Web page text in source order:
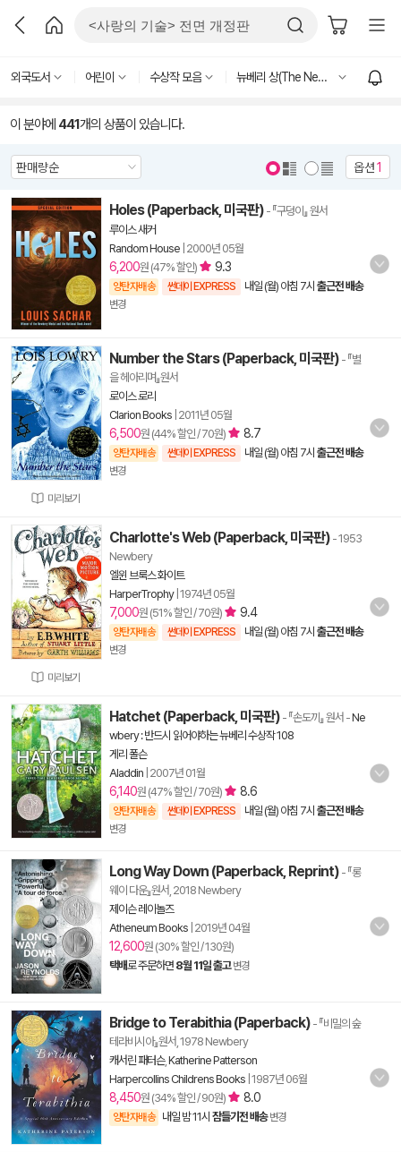
외국도서 어린이 수상작 모음 뉴베리 상(The Newbery Medal)
이 분야에 441개의 상품이 있습니다.
옵션1
Holes (Paperback, 미국판) - 『구덩이』 원서
루이스 새커
Random House 2000년 05월
6,200원 (47% 할인) 9.3
양탄자배송 썬데이 EXPRESS 내일 (월) 아침 7시 출근전 배송
변경
미리보기
Number the Stars (Paperback, 미국판) - 『별
을 헤아리며』원서
로이스 로리
Clarion Books 2011년 05월
6,500원 (44% 할인 / 70원) 8.7
양탄자배송 썬데이 EXPRESS 내일 (월) 아침 7시 출근전 배송
변경
미리보기
Charlotte's Web (Paperback, 미국판) - 1953
Newbery
엘윈 브룩스 화이트
HarperTrophy| 1974년 05월
7,000원 (51% 할인 / 70원) 9.4
양탄자배송 썬데이 EXPRESS 내일 (월) 아침 7시 출근전 배송
변경
Hatchet (Paperback, 미국판) - 『손도끼』 원서 -Ne
wbery : 반드시 읽어야하는 뉴베리 수상작 108
게리 폴슨
Aladdin 2007년 01월
6,140원 (47% 할인 / 70원) 8.6
양탄자배송 썬데이 EXPRESS 내일 (월) 아침 7시 출근전 배송
변경
Long Way Down (Paperback, Reprint) - 『롱
웨이 다운』원서, 2018 Newbery
제이슨 레이놀즈
Atheneum Books 2019년 04월
12,600원 (30% 할인 / 130원)
택배로 주문하면 8월 11일 출고 변경
Bridge to Terabithia (Paperback) - 『비밀의 숲
테라비시아』원서, 1978 Newbery
캐서린 패터슨, Katherine Patterson
Harpercollins Childrens Books 1987년 06월
8,450원 (34% 할인 / 90원) 8.0
양탄자배송 내일 밤 11시 잠들기전 배송 변경